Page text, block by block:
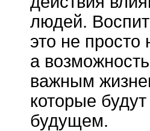
людей.
это не просто
а
важным
которые
будущем.